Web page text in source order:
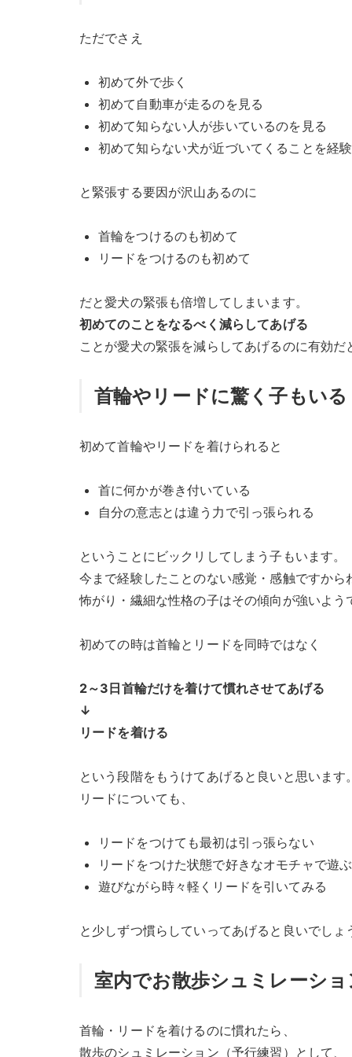
ただでさえ
初めて外で歩く
初めて自動車が走るのを見る
初めて知らない人が歩いているのを見る
初めて知らない犬が近づいてくることを経
と緊張する要因が沢山あるのに
首輪をつけるのも初めて
リードをつけるのも初めて
だと愛犬の緊張も倍増してしまいます。
初めてのことをなるべく減らしてあげる
ことが愛犬の緊張を減らしてあげるのに有効だ
首輪やリードに驚く子もいる
初めて首輪やリードを着けられると
首に何かが巻き付いている
自分の意志とは違う力で引っ張られる
ということにビックリしてしまう子もいます。
今まで経験したことのない感覚・感触ですから
怖がり・繊細な性格の子はその傾向が強いよう
初めての時は首輪とリードを同時ではなく
2～3日首輪だけを着けて慣れさせてあげる
↓
リードを着ける
という段階をもうけてあげると良いと思います。
リードについても、
リードをつけても最初は引っ張らない
リードをつけた状態で好きなオモチャで遊ぶ
遊びながら時々軽くリードを引いてみる
と少しずつ慣らしていってあげると良いでしょ
室内でお散歩シュミレーショ
首輪・リードを着けるのに慣れたら、
散歩のシュミレーション（予行練習）として、